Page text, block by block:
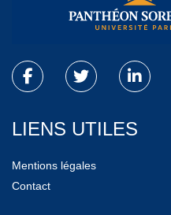
LIENS UTILES
Mentions légales
Contact